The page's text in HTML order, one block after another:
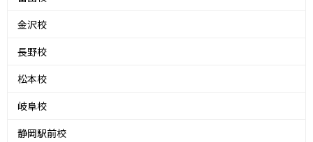
金沢校
長野校
松本校
岐阜校
静岡駅前校